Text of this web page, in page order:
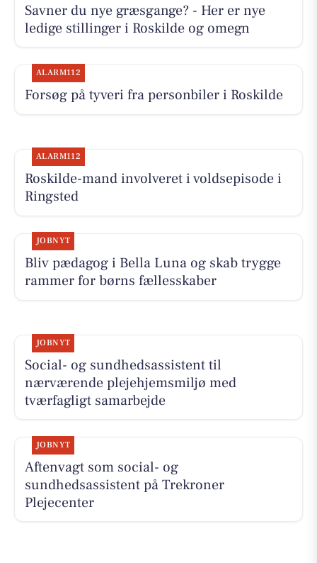
Savner du nye græsgange? - Her er nye
ledige stillinger i Roskilde og omegn
ALARM112
Forsøg på tyveri fra personbiler i Roskilde
ALARM112
Roskilde-mand involveret i voldsepisode i
Ringsted
JOBNYT
Bliv pædagog i Bella Luna og skab trygge
rammer for børns fællesskaber
JOBNYT
Social- og sundhedsassistent til
nærværende plejehjemsmiljø med
tværfagligt samarbejde
JOBNYT
Aftenvagt som social- og
sundhedsassistent på Trekroner
Plejecenter